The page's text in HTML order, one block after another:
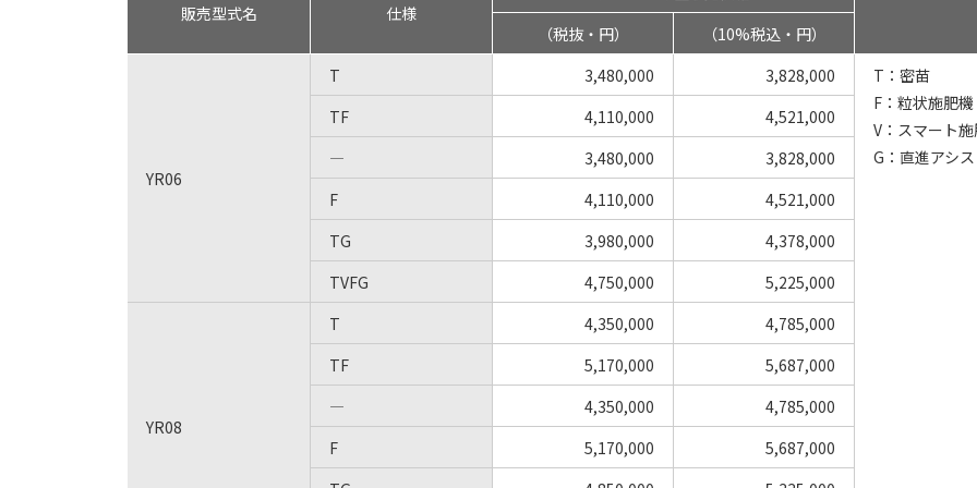
販売型式名 仕様
（税抜・円）
（10%税込・円）
YR06
T 3,480,000 3,828,000
T：密苗
F：粒状施肥機
V：スマート
G：直進アシス
TF 4,110,000
4,521,000
―
3,480,000
3,828,000
F
4,110,000
4,521,000
TG
3,980,000
4,378,000
TVFG
4,750,000 5,225,000
YR08
T 4,350,000
4,785,000
TF
5,170,000
5,687,000
―
4,350,000
4,785,000
F
5,170,000
5,687,000